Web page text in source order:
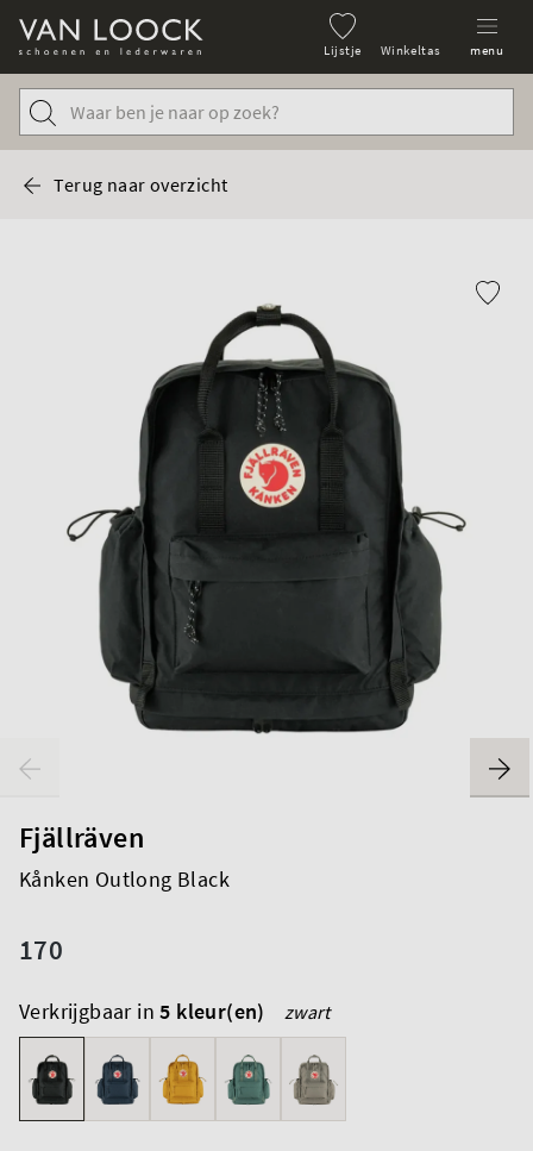
Lijstje Winkeltas menu
Terug naar overzicht
Fjällräven
Kånken Outlong Black
170
Verkrijgbaar in5 kleur(en) zwart